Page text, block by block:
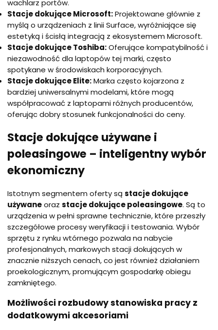
wachlarz portów.
Stacje dokujące Microsoft:Projektowane głównie z
myślą o urządzeniach z linii Surface, wyróżniające się
estetyką i ścisłą integracją z ekosystemem Microsoft.
Stacje dokujące Toshiba:Oferujące kompatybilność i
niezawodność dla laptopów tej marki, często
spotykane w środowiskach korporacyjnych.
Stacje dokujące Elite:Marka często kojarzona z
bardziej uniwersalnymi modelami, które mogą
współpracować z laptopami różnych producentów,
oferując dobry stosunek funkcjonalności do ceny.
Stacje dokujące używane i
poleasingowe – inteligentny wybór
ekonomiczny
Istotnym segmentem oferty są stacje dokujące
używaneoraz stacje dokujące poleasingowe. Są to
urządzenia w pełni sprawne technicznie, które przeszły
szczegółowe procesy weryfikacji i testowania. Wybór
sprzętu z rynku wtórnego pozwala na nabycie
profesjonalnych, markowych stacji dokujących w
znacznie niższych cenach, co jest również działaniem
proekologicznym, promującym gospodarkę obiegu
zamkniętego.
Możliwości rozbudowy stanowiska pracy z
dodatkowymi akcesoriami